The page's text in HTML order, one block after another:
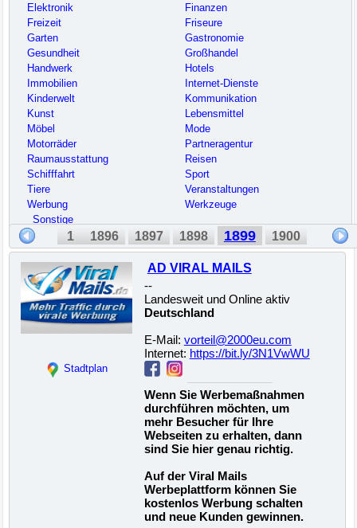
Elektronik
Finanzen
Freizeit
Friseure
Garten
Gastronomie
Gesundheit
Großhandel
Handwerk
Hotels
Immobilien
Internet-Dienste
Kinderwelt
Kommunikation
Kunst
Lebensmittel
Möbel
Mode
Motorräder
Partneragentur
Raumausstattung
Reisen
Schifffahrt
Sport
Tiere
Veranstaltungen
Werbung
Werkzeuge
_Sonstige
1 1896 1897 1898 1899 1900
Stadtplan
AD VIRAL MAILS
--
Landesweit und Online aktiv
Deutschland
E-Mail: vorteil@2000eu.com
Internet: https://bit.ly/3N1VwWU
Wenn Sie Werbemaßnahmen
durchführen möchten, um
mehr Besucher für Ihre
Webseiten zu erhalten, dann
sind Sie hier genau richtig.
Auf der Viral Mails
Werbeplattform können Sie
kostenlos Werbung schalten
und neue Kunden gewinnen.